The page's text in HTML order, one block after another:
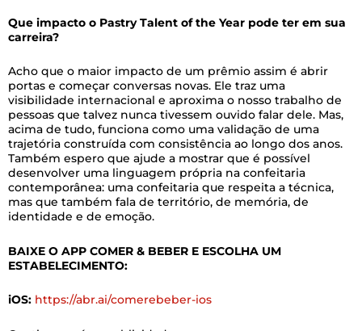
Que impacto o Pastry Talent of the Year pode ter em sua
carreira?
Acho que o maior impacto de um prêmio assim é abrir
portas e começar conversas novas. Ele traz uma
visibilidade internacional e aproxima o nosso trabalho de
pessoas que talvez nunca tivessem ouvido falar dele. Mas,
acima de tudo, funciona como uma validação de uma
trajetória construída com consistência ao longo dos anos.
Também espero que ajude a mostrar que é possível
desenvolver uma linguagem própria na confeitaria
contemporânea: uma confeitaria que respeita a técnica,
mas que também fala de território, de memória, de
identidade e de emoção.
BAIXE O APP COMER & BEBER E ESCOLHA UM
ESTABELECIMENTO:
iOS: https://abr.ai/comerebeber-ios